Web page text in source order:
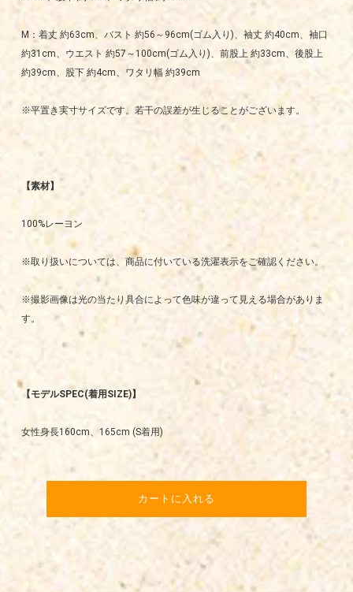
M：着丈 約63cm、バスト 約56～96cm(ゴム入り)、袖丈 約40cm、袖口
約31cm、ウエスト 約57～100cm(ゴム入り)、前股上 約33cm、後股上
約39cm、股下 約4cm、ワタリ幅 約39cm
※平置き実寸サイズです。若干の誤差が生じることがございます。
【素材】
100%レーヨン
※取り扱いについては、商品に付いている洗濯表示をご確認ください。
※撮影画像は光の当たり具合によって色味が違って見える場合がありま
す。
【モデルSPEC(着用SIZE)】
女性身長160cm、165cm (S着用)
カートに入れる